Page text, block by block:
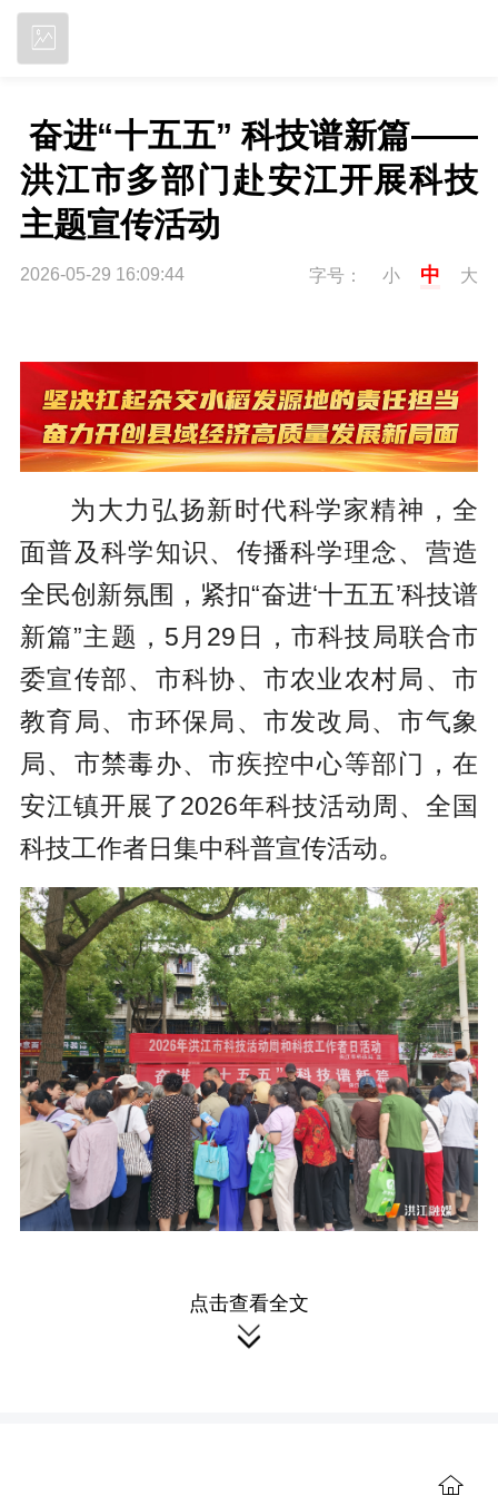
奋进“十五五” 科技谱新篇——
洪江市多部门赴安江开展科技
主题宣传活动
2026-05-29 16:09:44 字号： 小 中 大
为大力弘扬新时代科学家精神，全
面普及科学知识、传播科学理念、营造
全民创新氛围，紧扣“奋进‘十五五’科技谱
新篇”主题，5月29日，市科技局联合市
委宣传部、市科协、市农业农村局、市
教育局、市环保局、市发改局、市气象
局、市禁毒办、市疾控中心等部门，在
安江镇开展了2026年科技活动周、全国
科技工作者日集中科普宣传活动。
活动现场通过摆放宣传展板、悬挂
点击查看全文
